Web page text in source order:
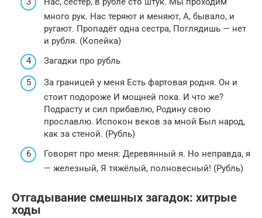
много рук. Нас теряют и меняют, А, бывало, и
ругают. Пропадёт одна сестра, Поглядишь — нет
и рубля. (Копейка)
Загадки про рубль
За границей у меня Есть фартовая родня. Он и
стоит подороже И мощней пока. И что же?
Подрасту и сил прибавлю, Родину свою
прославлю. Испокон веков за мной Был народ,
как за стеной. (Рубль)
Говорят про меня: Деревянный я. Но неправда, я
— железный, Я тяжёлый, полновесный! (Рубль)
Отгадывание смешных загадок: хитрые
ходы